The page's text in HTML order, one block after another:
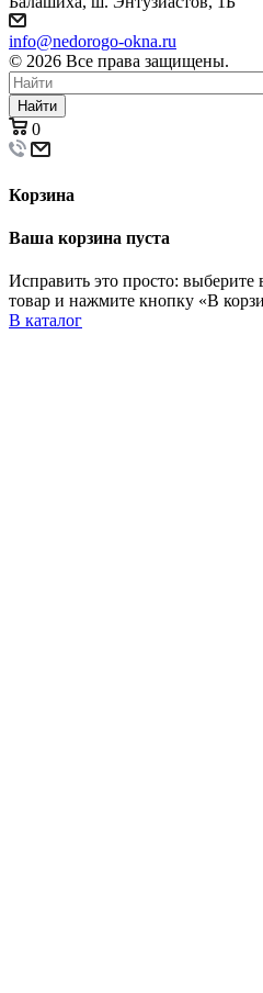
info@nedorogo-okna.ru
© 2026 Все права защищены.
Найти
0
Корзина
Ваша корзина пуста
Исправить это просто:
товар и нажмите кнопку «В
В каталог